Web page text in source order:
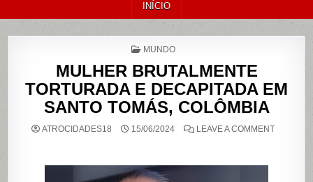
INÍCIO
POSTED
MUNDO
MULHER BRUTALMENTE
TORTURADA E DECAPITADA EM
SANTO TOMÁS, COLÔMBIA
ATROCIDADES18 15/06/2024 LEAVE A COMMENTON